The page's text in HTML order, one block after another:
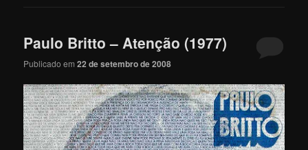
Paulo Britto – Atenção (1977)
Publicado em22 de setembro de 2008